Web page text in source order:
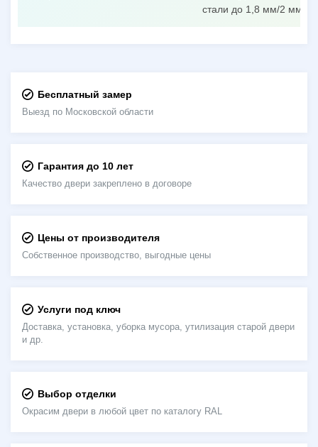
стали до 1,8 мм/2 мм/3
Бесплатный замер
Выезд по Московской области
Гарантия до 10 лет
Качество двери закреплено в договоре
Цены от производителя
Собственное производство, выгодные цены
Услуги под ключ
Доставка, установка, уборка мусора, утилизация старой двери
и др.
Выбор отделки
Окрасим двери в любой цвет по каталогу RAL